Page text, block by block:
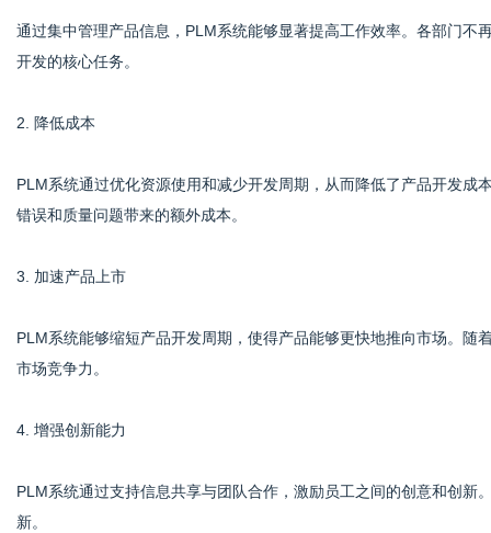
通过集中管理产品信息，PLM系统能够显著提高工作效率。各部门不
开发的核心任务。
2. 降低成本
PLM系统通过优化资源使用和减少开发周期，从而降低了产品开发
错误和质量问题带来的额外成本。
3. 加速产品上市
PLM系统能够缩短产品开发周期，使得产品能够更快地推向市场。
市场竞争力。
4. 增强创新能力
PLM系统通过支持信息共享与团队合作，激励员工之间的创意和创
新。